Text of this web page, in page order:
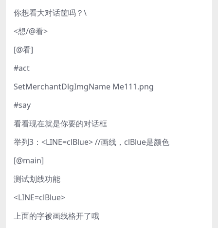
你想看大对话筐吗？\
<想/@看>
[@看]
#act
SetMerchantDlgImgName Me111.png
#say
看看现在就是你要的对话框
举列3：<LINE=clBlue> //画线，clBlue是颜色
[@main]
测试划线功能
<LINE=clBlue>
上面的字被画线格开了哦